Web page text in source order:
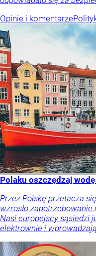
Opinie i komentarze
Polaku oszczędzaj
Przez Polskę przetacza
wzrosło
Nasi europejscy sąsiedzi
elektrownie i